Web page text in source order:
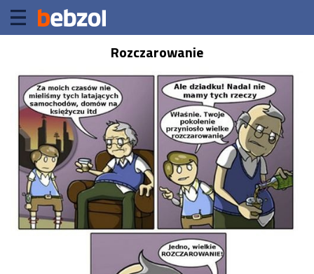
Rozczarowanie